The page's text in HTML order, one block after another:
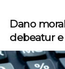
Dano
debeatur